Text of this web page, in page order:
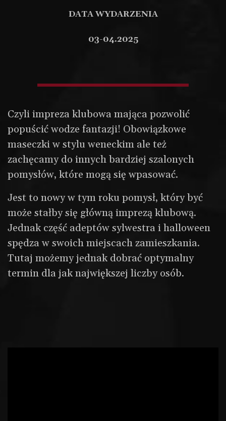
DATA WYDARZENIA
03-04.2025
Czyli impreza klubowa mająca pozwolić
popuścić wodze fantazji! Obowiązkowe
maseczki w stylu weneckim ale też
zachęcamy do innych bardziej szalonych
pomysłów, które mogą się wpasować.
Jest to nowy w tym roku pomysł, który być
może stałby się główną imprezą klubową.
Jednak część adeptów sylwestra i halloween
spędza w swoich miejscach zamieszkania.
Tutaj możemy jednak dobrać optymalny
termin dla jak największej liczby osób.